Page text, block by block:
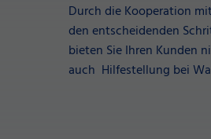
Durch die Kooperation
den entscheidenden
bieten Sie Ihren Kunden
auch Hilfestellung bei